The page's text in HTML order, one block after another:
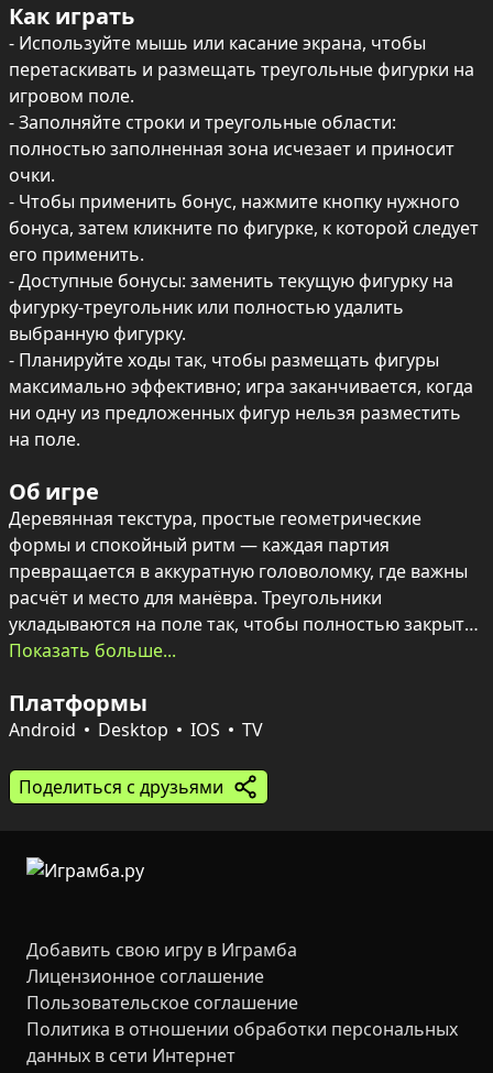
Как играть
- Используйте мышь или касание экрана, чтобы
перетаскивать и размещать треугольные фигурки на
игровом поле.
- Заполняйте строки и треугольные области:
полностью заполненная зона исчезает и приносит
очки.
- Чтобы применить бонус, нажмите кнопку нужного
бонуса, затем кликните по фигурке, к которой следует
его применить.
- Доступные бонусы: заменить текущую фигурку на
фигурку-треугольник или полностью удалить
выбранную фигурку.
- Планируйте ходы так, чтобы размещать фигуры
максимально эффективно; игра заканчивается, когда
ни одну из предложенных фигур нельзя разместить
на поле.
Об игре
Деревянная текстура, простые геометрические
формы и спокойный ритм — каждая партия
превращается в аккуратную головоломку, где важны
расчёт и место для манёвра. Треугольники
укладываются на поле так, чтобы полностью закрыть
строки и треугольные зоны: заполнённые участки
позволяет продлить игру и повысить результат.
треугольник или полное удаление ненужной фигурки,
что добавляет тактические варианты и помогает
любителям блоков и логических задач — попытки
можно повторять сколько угодно, чтобы улучшить
Показать больше...
Платформы
Android Desktop IOS TV
Поделиться с друзьями
Добавить свою игру в Играмба
Лицензионное соглашение
Пользовательское соглашение
Политика в отношении обработки персональных
данных в сети Интернет